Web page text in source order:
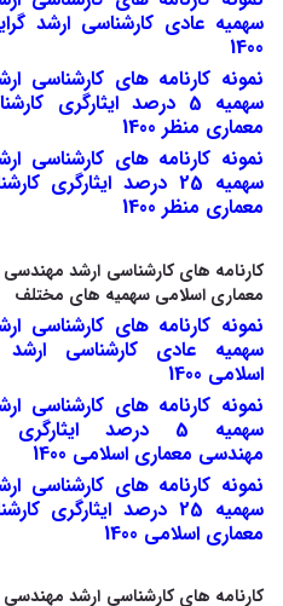
سهمیه عادی کارشناسی ارشد
1400
سهمیه 5 درصد
معماری منظر 1400
سهمیه 25 درصد
معماری منظر 1400
معماری اسلامی سهمیه های مختلف
سهمیه عادی کارشناسی
اسلامی 1400
سهمیه 5 درصد
مهندسی معماری اسلامی 1400
سهمیه 25 درصد
معماری اسلامی 1400